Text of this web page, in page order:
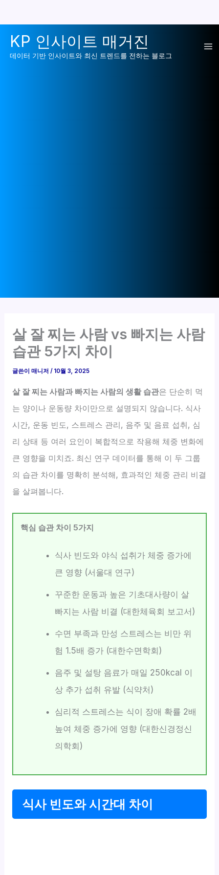
KP 인사이트 매거진
데이터 기반 인사이트와 최신 트렌드를 전하는 블로그
살 잘 찌는 사람 vs 빠지는 사람
습관 5가지 차이
글쓴이매니저/ 10월 3, 2025
살 잘 찌는 사람과 빠지는 사람의 생활 습관은 단순히 먹
는 양이나 운동량 차이만으로 설명되지 않습니다. 식사
시간, 운동 빈도, 스트레스 관리, 음주 및 음료 섭취, 심
리 상태 등 여러 요인이 복합적으로 작용해 체중 변화에
큰 영향을 미치죠. 최신 연구 데이터를 통해 이 두 그룹
의 습관 차이를 명확히 분석해, 효과적인 체중 관리 비결
을 살펴봅니다.
핵심 습관 차이 5가지
식사 빈도와 야식 섭취가 체중 증가에
큰 영향 (서울대 연구)
꾸준한 운동과 높은 기초대사량이 살
빠지는 사람 비결 (대한체육회 보고서)
수면 부족과 만성 스트레스는 비만 위
험 1.5배 증가 (대한수면학회)
음주 및 설탕 음료가 매일 250kcal 이
상 추가 섭취 유발 (식약처)
심리적 스트레스는 식이 장애 확률 2배
높여 체중 증가에 영향 (대한신경정신
의학회)
식사 빈도와 시간대 차이